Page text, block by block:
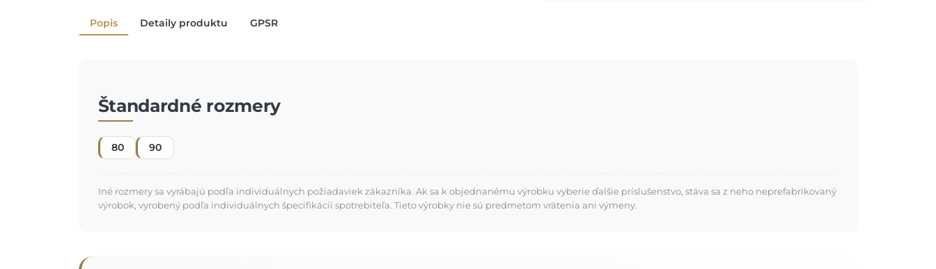
Popis Detaily produktu GPSR
Štandardné rozmery
80 90
Iné rozmery sa vyrábajú podľa individuálnych požiadaviek zákazníka. Ak sa k objednanému výrobku vyberie ďalšie príslušenstvo, stáva sa z neho neprefabrikovaný
výrobok, vyrobený podľa individuálnych špecifikácií spotrebiteľa. Tieto výrobky nie sú predmetom vrátenia ani výmeny.